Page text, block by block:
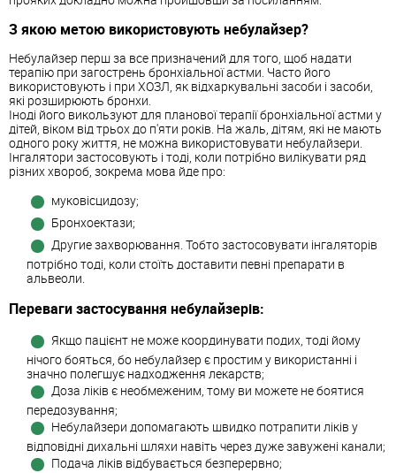
З якою метою використовують небулайзер?
Небулайзер перш за все призначений для того, щоб надати
терапію при загострень бронхіальної астми. Часто його
використовують і при ХОЗЛ, як відхаркувальні засоби і засоби,
які розширюють бронхи.
Іноді його викользуют для планової терапії бронхіальної астми у
дітей, віком від трьох до п'яти років. На жаль, дітям, які не мають
одного року життя, не можна використовувати небулайзери.
Інгалятори застосовують і тоді, коли потрібно вилікувати ряд
різних хвороб, зокрема мова йде про:
муковісцидозу;
Бронхоектази;
Другие захворювання. Тобто застосовувати інгаляторів
потрібно тоді, коли стоїть доставити певні препарати в
альвеоли.
Переваги застосування небулайзерів:
Якщо пацієнт не може координувати подих, тоді йому
нічого бояться, бо небулайзер є простим у використанні і
значно полегшує надходження лекарств;
Доза ліків є необмеженим, тому ви можете не боятися
передозування;
Небулайзери допомагають швидко потрапити ліків у
відповідні дихальні шляхи навіть через дуже завужені канали;
Подача ліків відбувається безперервно;